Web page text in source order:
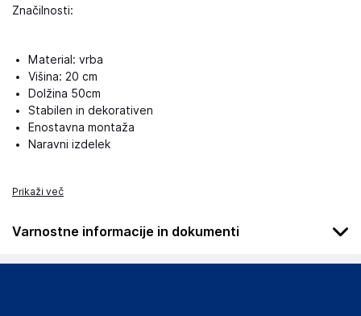
Značilnosti:
Material: vrba
Višina: 20 cm
Dolžina 50cm
Stabilen in dekorativen
Enostavna montaža
Naravni izdelek
Prikaži več
Varnostne informacije in dokumenti
Podatki o proizvajalcu